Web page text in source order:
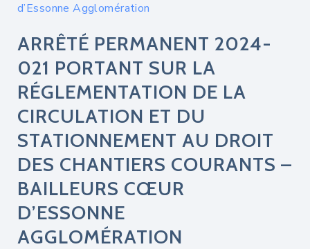
d’Essonne Agglomération
ARRÊTÉ PERMANENT 2024-
021 PORTANT SUR LA
RÉGLEMENTATION DE LA
CIRCULATION ET DU
STATIONNEMENT AU DROIT
DES CHANTIERS COURANTS –
BAILLEURS CŒUR
D’ESSONNE
AGGLOMÉRATION